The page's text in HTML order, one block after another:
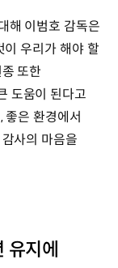
해 이범호 감독은
이 우리가 해야 할
또한
도움이 된다고
좋은 환경에서
사의 마음을
유지에